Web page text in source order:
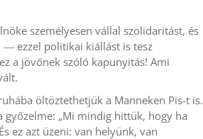
személyesen vállal szolidaritást, és
― ezzel politikai kiállást is tesz
a jövőnek szóló kapunyitás! Ami
öltöztethetjük a Manneken Pis-t is.
győzelme: „Mi mindig hittük, hogy ha
ez azt üzeni: van helyünk, van